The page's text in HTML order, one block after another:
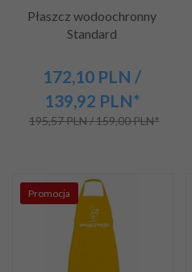
Płaszcz wodoochronny
Standard
172,10 PLN /
139,92 PLN*
195,57 PLN / 159,00 PLN*
Promocja